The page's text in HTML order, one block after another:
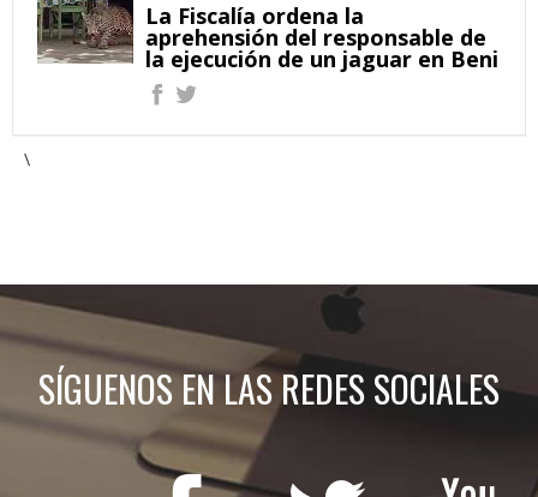
La Fiscalía ordena la
aprehensión del responsable de
la ejecución de un jaguar en Beni
\
SÍGUENOS EN LAS REDES SOCIALES